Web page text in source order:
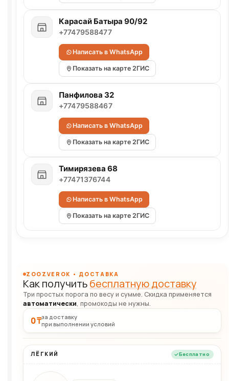
Карасай Батыра 90/92
+77479588477
Написать в WhatsApp
Показать на карте 2ГИС
Панфилова 32
+77479588467
Написать в WhatsApp
Показать на карте 2ГИС
Тимирязева 68
+77471376744
Написать в WhatsApp
Показать на карте 2ГИС
ZOOZVEROK • ДОСТАВКА
Как получитьбесплатную доставку
Три простых порога по весу и сумме. Скидка применяется
автоматически, промокоды не нужны.
0 ₸за доставку
при выполнении условий
ЛЁГКИЙ Бесплатно